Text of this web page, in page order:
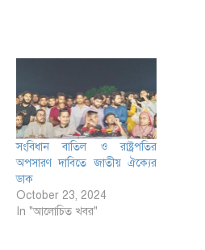
সংবিধান বাতিল ও রাষ্ট্রপতির
অপসারণ দাবিতে জাতীয় ঐক্যের
ডাক
October 23, 2024
In "আলোচিত খবর"